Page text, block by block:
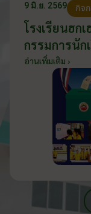
9 มิ.ย. 2569 กิจ
โรงเรียนฮก
กรรมการนัก
2569 ส่งเสริ
วันที่ 9 มิถุนา
อ่านเพิ่มเติม ›